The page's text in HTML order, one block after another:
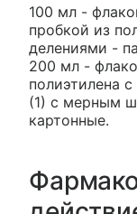
100 мл -
пробкой из
делениями -
200 мл -
полиэтилена
(1) с мерным
картонные.